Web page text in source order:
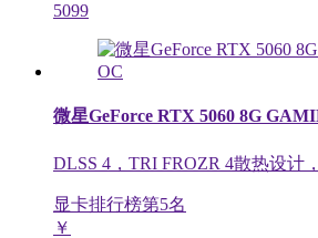
5099
微星GeForce RTX 5060 8G
DLSS 4，TRI FROZR 4散热设计
显卡排行榜第5名
￥